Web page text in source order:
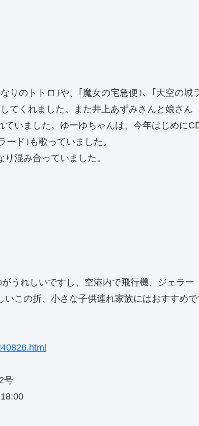
りのトトロ｣や、｢魔女の宅急便｣、｢天空の城
てくれました。また井上あずみさんと娘さん
ていました。ゆーゆちゃんは、今年はじめに
ド｣も歌っていました。
混み合っていました。
うれしいですし、空港内で飛行機、ジェラー
いこの折、小さな子供連れ家族にはおすすめで
号